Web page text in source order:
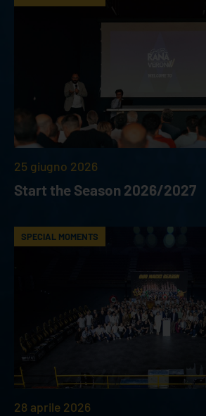
25 giugno 2026
Start the Season 2026/2027
SPECIAL MOMENTS
28 aprile 2026